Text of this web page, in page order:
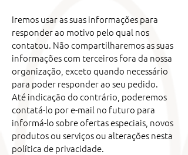
Iremos usar as suas informações para
responder ao motivo pelo qual nos
contatou. Não compartilharemos as suas
informações com terceiros fora da nossa
organização, exceto quando necessário
para poder responder ao seu pedido.
Até indicação do contrário, poderemos
contatá-lo por e-mail no futuro para
informá-lo sobre ofertas especiais, novos
produtos ou serviços ou alterações nesta
política de privacidade.